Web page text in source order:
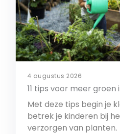
4 augustus 2026
11 tips voor meer groen
Met deze tips begin je
betrek je kinderen bij
verzorgen van planten.